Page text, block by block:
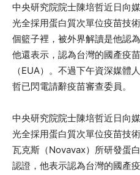
中央研究院院士陳培哲近日向
光全採用蛋白質次單位疫苗技
個籃子裡，被外界解讀是他認
他還表示，認為台灣的國產疫
（EUA）。不過下午資深媒體
哲已閃電請辭疫苗審查委員。
中央研究院院士陳培哲近日向
光全採用蛋白質次單位疫苗技
瓦克斯（Novavax）所研發蛋
認證，他表示認為台灣的國產